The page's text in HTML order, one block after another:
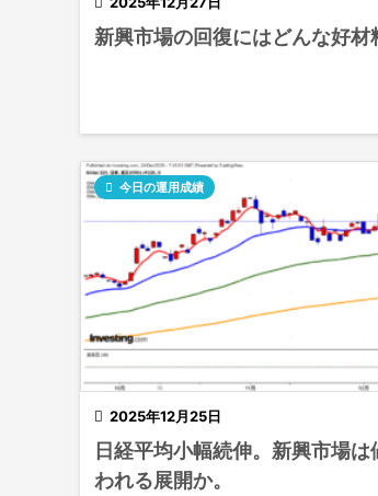
新興市場の回復にはどんな好材
 2025年12月25日
 今日の運用成績
日経平均小幅続伸。新興市場は
われる展開か。